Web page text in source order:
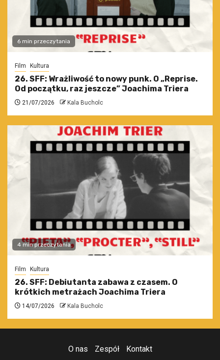
6 min przeczytania
Film Kultura
26. SFF: Wrażliwość to nowy punk. O „Reprise.
Od początku, raz jeszcze” Joachima Triera
21/07/2026 Kala Bucholc
4 min przeczytania
Film Kultura
26. SFF: Debiutanta zabawa z czasem. O
krótkich metrażach Joachima Triera
14/07/2026 Kala Bucholc
O nas Zespół Kontakt